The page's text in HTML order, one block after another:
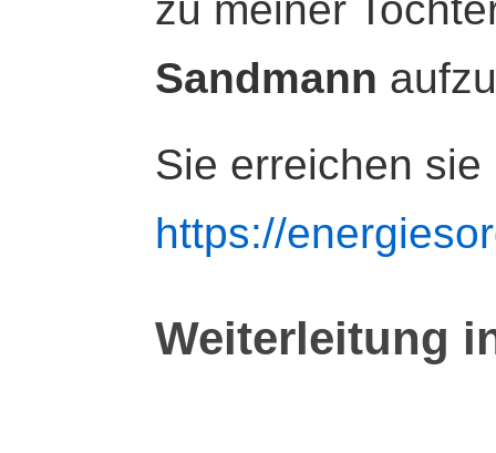
Sandmann
Sie erreichen sie
https://
Weiterleitung